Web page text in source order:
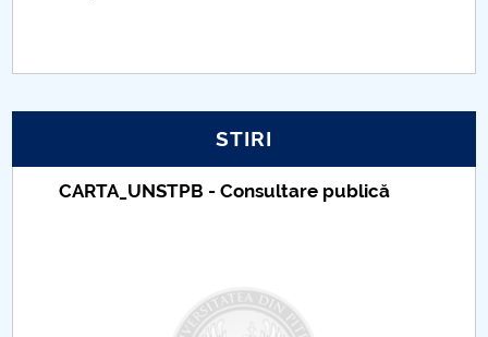
STIRI
Taxe de școlarizare indexate – Centrul